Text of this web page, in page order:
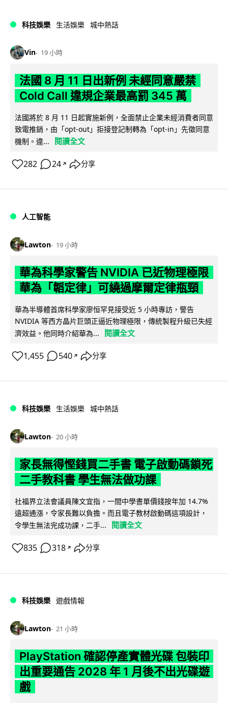
科技娛樂 生活娛樂 城中熱話
Vin 19 小時
法國 8 月 11 日出新例 未經同意嚴禁
Cold Call 違規企業最高罰 345 萬
法國將於 8 月 11 日起實施新例，全面禁止企業未經消費者同意
致電推銷，由「opt-out」拒接登記制轉為「opt-in」先徵同意
機制。違...
閱讀全文
282 24 ↗ 分享
人工智能
Lawton 19 小時
華為科學家警告 NVIDIA 已近物理極限
華為「韜定律」可繞過摩爾定律瓶頸
華為半導體首席科學家廖恒罕見接受近 5 小時專訪，警告
NVIDIA 等西方晶片巨頭正逼近物理極限，傳統製程升級已失經
濟效益。他同時介紹華為...
閱讀全文
1,455 540 ↗ 分享
科技娛樂 生活娛樂 城中熱話
Lawton 20 小時
家長無得慳錢買二手書 電子啟動碼鎖死
二手教科書 學生無法做功課
社福界立法會議員陳文宜指，一間中學書單價錢按年加 14.7%
遠超通漲，令家長難以負擔。而且電子教材啟動碼這項設計，
令學生無法完成功課，二手...
閱讀全文
835 318 ↗ 分享
科技娛樂 遊戲情報
Lawton 21 小時
PlayStation 確認停產實體光碟 包裝印
出重要通告 2028 年 1 月後不出光碟遊
戲